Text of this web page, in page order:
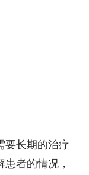
要长期的治疗
者的情况，